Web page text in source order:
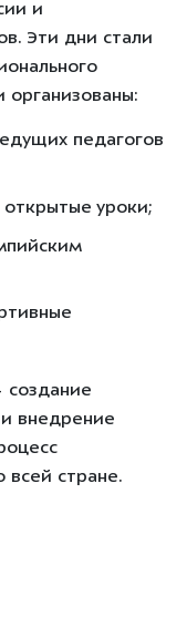
и
Эти дни стали
организованы:
педагогов
уроки;
создание
внедрение
всей стране.